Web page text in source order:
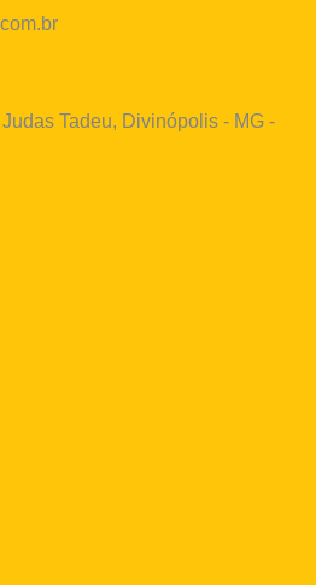
Tadeu, Divinópolis - MG -